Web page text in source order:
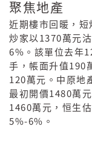
聚焦地產
近期樓市回暖，短
炒家以 1370萬元
6% 。該單位去年
手，帳面升值190
120萬元。中原地
最初開價1480萬
1460萬元，恒生
5%-6% 。